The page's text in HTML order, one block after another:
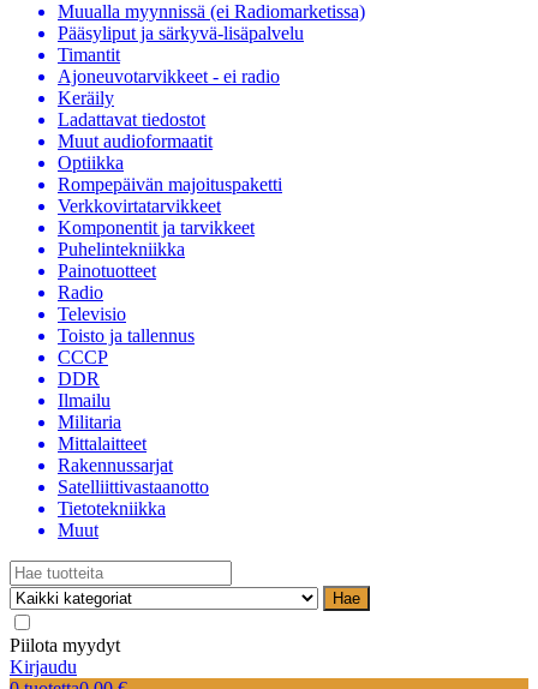
Muualla myynnissä (ei Radiomarketissa)
Pääsyliput ja särkyvä-lisäpalvelu
Timantit
Ajoneuvotarvikkeet - ei radio
Keräily
Ladattavat tiedostot
Muut audioformaatit
Optiikka
Rompepäivän majoituspaketti
Verkkovirtatarvikkeet
Komponentit ja tarvikkeet
Puhelintekniikka
Painotuotteet
Radio
Televisio
Toisto ja tallennus
CCCP
DDR
Ilmailu
Militaria
Mittalaitteet
Rakennussarjat
Satelliittivastaanotto
Tietotekniikka
Muut
Hae
Piilota myydyt
Kirjaudu